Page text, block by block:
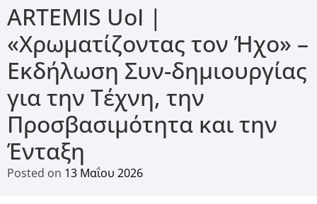
ARTEMIS UoI |
«Χρωματίζοντας τον Ήχο» –
Εκδήλωση Συν-δημιουργίας
για την Τέχνη, την
Προσβασιμότητα και την
Ένταξη
Posted on 13 Μαΐου 2026